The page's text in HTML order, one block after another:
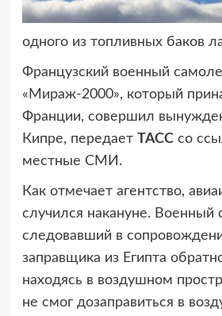
одного из топливных баков
Французский военный
«Мираж-2000», который
Франции, совершил
Кипре, передает ТАССсо
местные СМИ.
Как отмечает агентство,
случился накануне. Военный
следовавший в
заправщика из Египта
находясь в воздушном
не смог дозаправиться в